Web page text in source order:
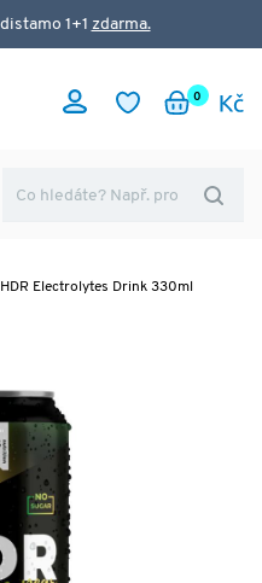
1+1 zdarma.
0
HDR Electrolytes Drink 330ml